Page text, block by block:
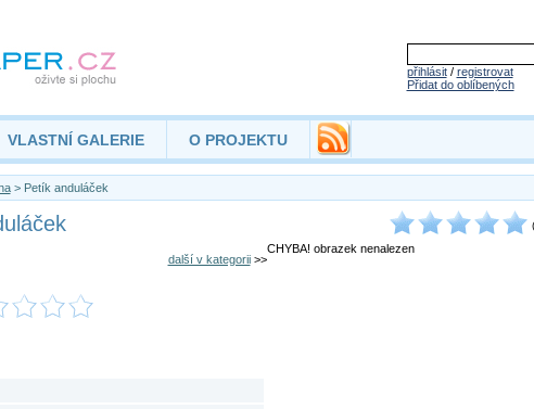
přihlásit/ registrovat
Přidat do oblíbených
VLASTNÍ GALERIE O PROJEKTU
> Petík anduláček
další v kategorii>>
CHYBA! obrazek nenalezen